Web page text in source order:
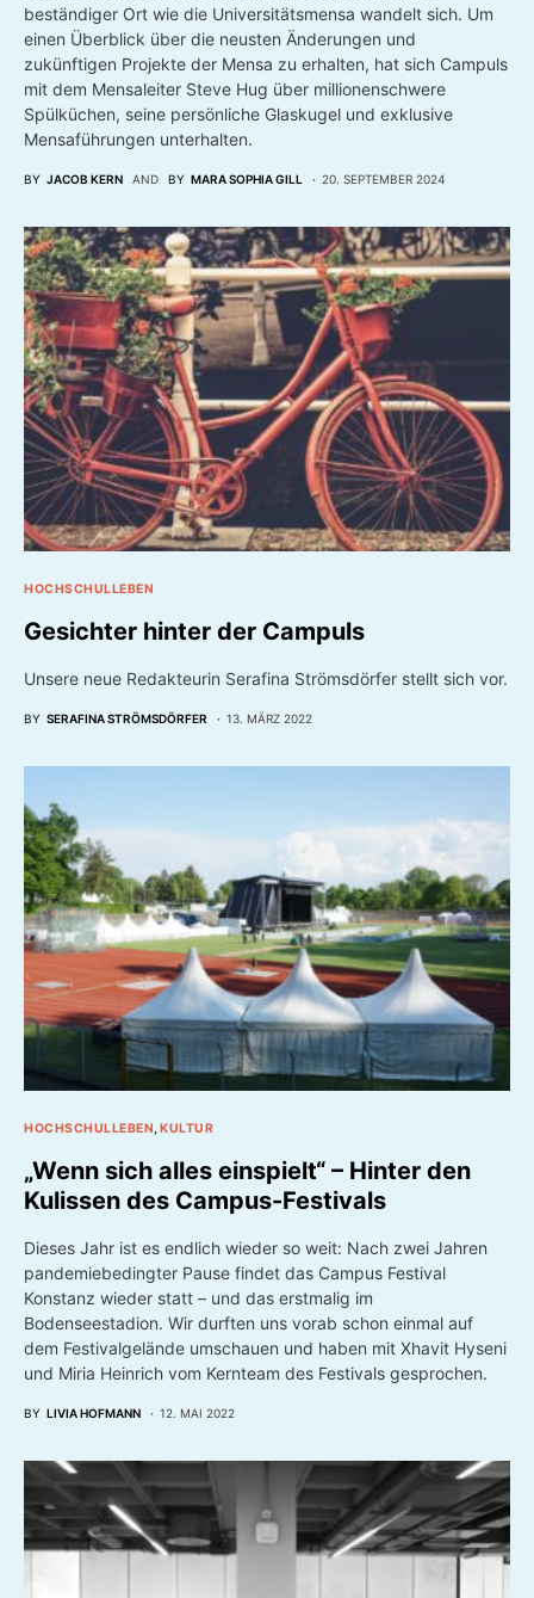
beständiger Ort wie die Universitätsmensa wandelt sich. Um
einen Überblick über die neusten Änderungen und
zukünftigen Projekte der Mensa zu erhalten, hat sich Campuls
mit dem Mensaleiter Steve Hug über millionenschwere
Spülküchen, seine persönliche Glaskugel und exklusive
Mensaführungen unterhalten.
BY JACOB KERN AND BY MARA SOPHIA GILL 20. SEPTEMBER 2024
HOCHSCHULLEBEN
Gesichter hinter der Campuls
Unsere neue Redakteurin Serafina Strömsdörfer stellt sich vor.
BY SERAFINA STRÖMSDÖRFER 13. MÄRZ 2022
HOCHSCHULLEBEN KULTUR
„Wenn sich alles einspielt“ – Hinter den
Kulissen des Campus-Festivals
Dieses Jahr ist es endlich wieder so weit: Nach zwei Jahren
pandemiebedingter Pause findet das Campus Festival
Konstanz wieder statt – und das erstmalig im
Bodenseestadion. Wir durften uns vorab schon einmal auf
dem Festivalgelände umschauen und haben mit Xhavit Hyseni
und Miria Heinrich vom Kernteam des Festivals gesprochen.
BY LIVIA HOFMANN 12. MAI 2022